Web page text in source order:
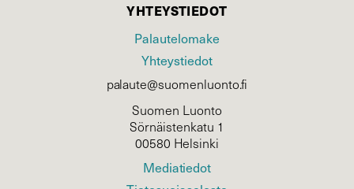
YHTEYSTIEDOT
Palautelomake
Yhteystiedot
palaute@suomenluonto.fi
Suomen Luonto
Sörnäistenkatu 1
00580 Helsinki
Mediatiedot